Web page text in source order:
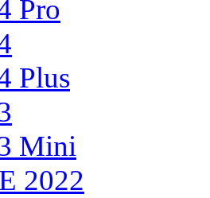
Pro
Plus
Mini
2022